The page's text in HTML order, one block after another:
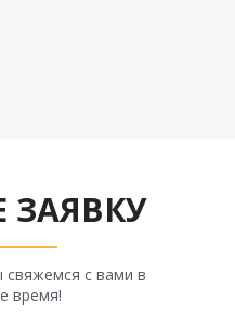
ЗАЯВКУ
свяжемся с вами в
время!